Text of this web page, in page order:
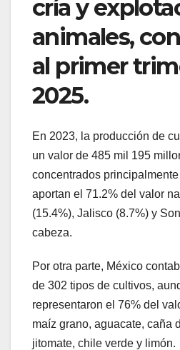
cría y
animales,
al primer
2025.
En 2023, la producción de
un valor de 485 mil 195
concentrados
aportan el 71.2% del valor
(15.4%), Jalisco (8.7%) y
cabeza.
Por otra parte, México
de 302 tipos de cultivos,
representaron el 76% del
maíz grano, aguacate, caña
jitomate, chile verde y limón.